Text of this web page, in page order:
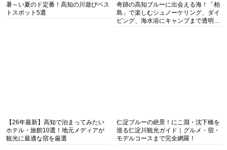
暑～い夏のド定番！高知の川遊びベス
トスポット5選
奇跡の高知ブルーに出会える海！「柏
島」で楽しむシュノーケリング、ダイ
ビング、海水浴にキャンプまで透明度
【26年最新】高知で泊まってみたい
ホテル・旅館10選！地元メディアが
観光に最適な宿を厳選
仁淀ブルーの絶景！にこ淵・沈下橋を
巡る仁淀川観光ガイド｜グルメ・宿・
モデルコースまで完全網羅！